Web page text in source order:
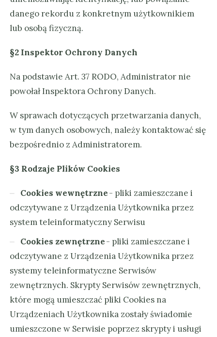
danego rekordu z konkretnym użytkownikiem
lub osobą fizyczną.
§2 Inspektor Ochrony Danych
Na podstawie Art. 37 RODO, Administrator nie
powołał Inspektora Ochrony Danych.
W sprawach dotyczących przetwarzania danych,
w tym danych osobowych, należy kontaktować się
bezpośrednio z Administratorem.
§3 Rodzaje Plików Cookies
Cookies wewnętrzne- pliki zamieszczane i
odczytywane z Urządzenia Użytkownika przez
system teleinformatyczny Serwisu
Cookies zewnętrzne- pliki zamieszczane i
odczytywane z Urządzenia Użytkownika przez
systemy teleinformatyczne Serwisów
zewnętrznych. Skrypty Serwisów zewnętrznych,
które mogą umieszczać pliki Cookies na
Urządzeniach Użytkownika zostały świadomie
umieszczone w Serwisie poprzez skrypty i usługi